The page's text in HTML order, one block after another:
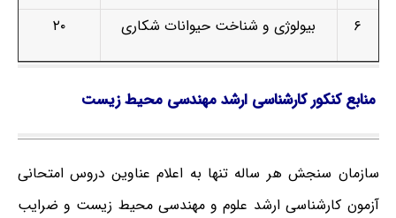
۶ بیولوژی و شناخت حیوانات شکاری ۲۰
منابع کنکور کارشناسی ارشد مهندسی محیط زیست
سازمان سنجش هر ساله تنها به اعلام عناوین دروس امتحانی
آزمون کارشناسی ارشد علوم و مهندسی محیط زیست و ضرایب